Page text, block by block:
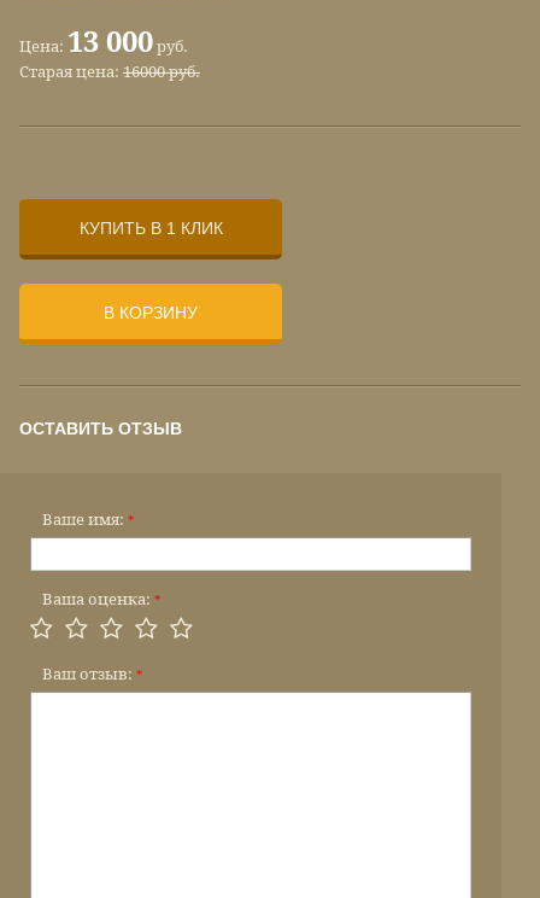
Цена: 13 000 руб.
Старая цена: 16000 руб.
КУПИТЬ В 1 КЛИК
В КОРЗИНУ
ОСТАВИТЬ ОТЗЫВ
Ваше имя: *
Ваша оценка: *
Ваш отзыв: *